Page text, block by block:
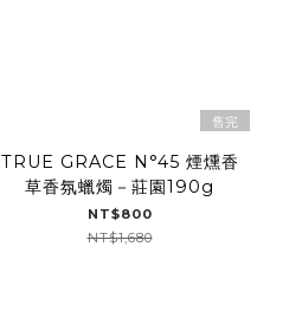
售完
TRUE GRACE N°45 煙燻香
草香氛蠟燭－莊園190g
NT$800
NT$1,680